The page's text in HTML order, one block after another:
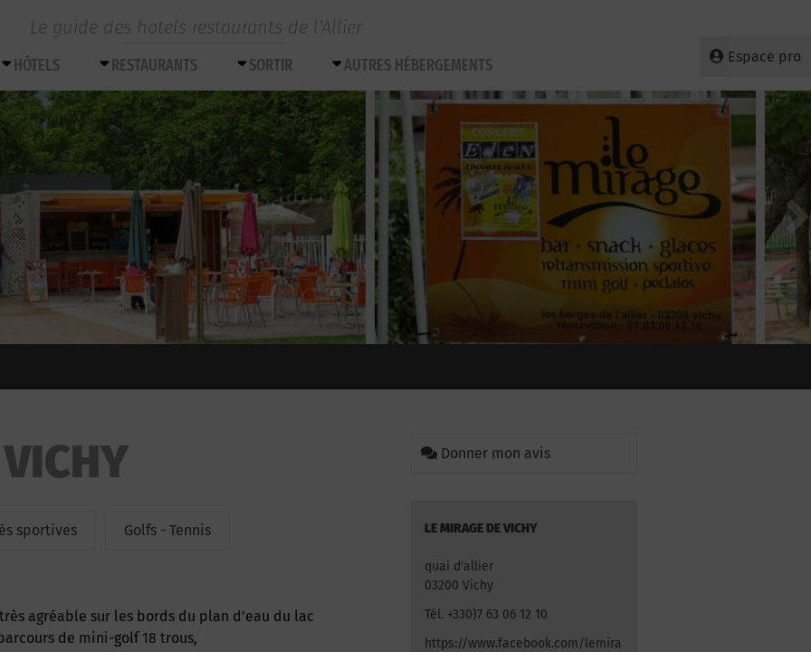
Le guide des hotels restaurants de l’Allier
Espace pro
HÔTELS RESTAURANTS SORTIR AUTRES HÉBERGEMENTS
sportives Golfs - Tennis
de mini-golf 18 trous,
Donner mon avis
LE MIRAGE DE VICHY
quai d'allier
03200 Vichy
Tél. +330)7 63 06 12 10
https://www.facebook.com/lemira